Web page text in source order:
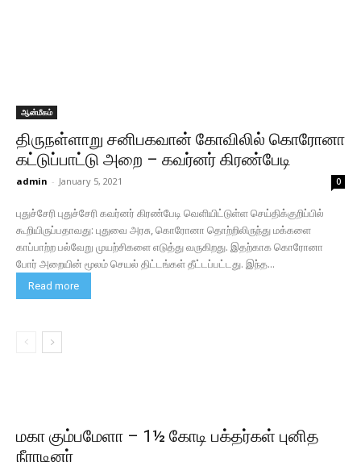
ஆன்மீகம்
திருநள்ளாறு சனிபகவான் கோவிலில் கொரோனா
கட்டுப்பாட்டு அறை – கவர்னர் கிரண்பேடி
admin - January 5, 2021 0
புதுச்சேரி புதுச்சேரி கவர்னர் கிரண்பேடி வெளியிட்டுள்ள செய்திக்குறிப்பில்
கூறியிருப்பதாவது: புதுவை அரசு, கொரோனா தொற்றிலிருந்து மக்களை
காப்பாற்ற பல்வேறு முயற்சிகளை எடுத்து வருகிறது. இதற்காக கொரோனா
போர் அறையின் மூலம் செயல் திட்டங்கள் தீட்டப்பட்டது. இந்த...
Read more
மகா கும்பமேளா – 1½ கோடி பக்தர்கள் புனித
நீராடினர்